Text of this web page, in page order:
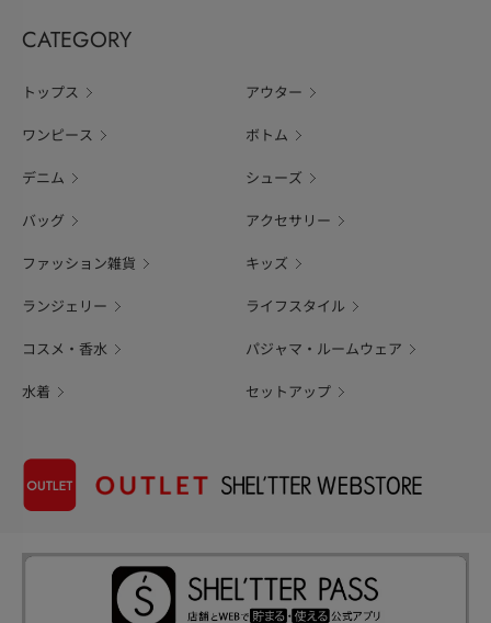
CATEGORY
トップス アウター
ワンピース ボトム
デニム シューズ
バッグ アクセサリー
ファッション雑貨 キッズ
ランジェリー ライフスタイル
コスメ・香水 パジャマ・ルームウェア
水着 セットアップ